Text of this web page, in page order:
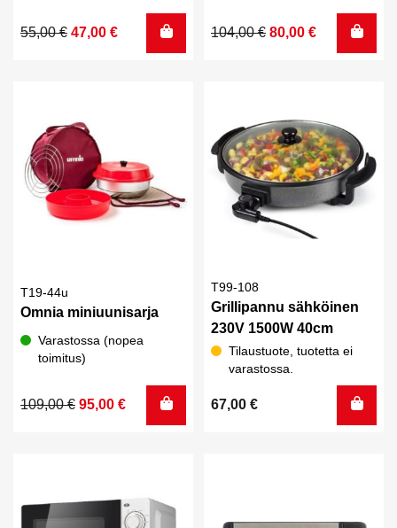
5.00/ 5
55,00€
Alkuperäinen
47,00 €
Nykyinen
104,00€
Alkuperäinen
80,00 €
Nykyinen
T19-44u
Omnia miniuunisarja
Varastossa (nopea
toimitus)
109,00€
Alkuperäinen
95,00 €
Nykyinen
T99-108
Grillipannu sähköinen
230V 1500W 40cm
Tilaustuote, tuotetta ei
varastossa.
67,00 €